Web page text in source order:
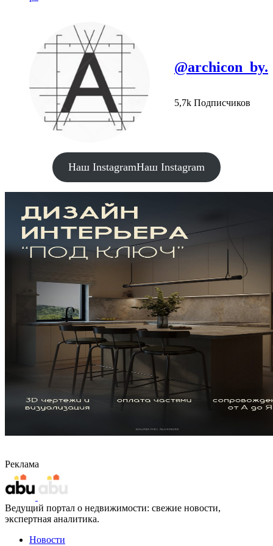
@archicon_by.
5,7k Подписчиков
Наш InstagramНаш Instagram
Реклама
Ведущий портал о недвижимости: свежие новости,
экспертная аналитика.
Новости